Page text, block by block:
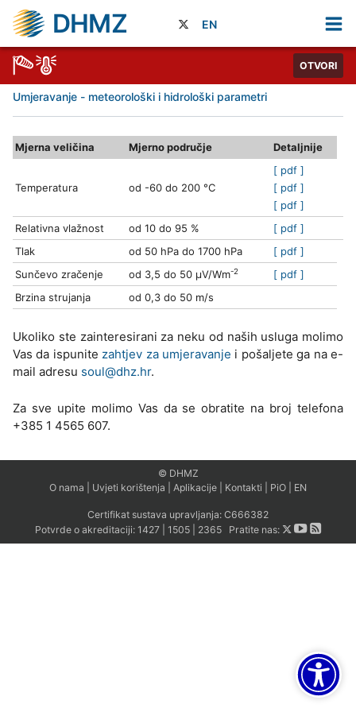
DHMZ EN
OTVORI
Umjeravanje - meteorološki i hidrološki parametri
Mjerna veličina Mjerno područje Detaljnije
Temperatura od -60 do 200 °C
[ pdf ]
[ pdf ]
[ pdf ]
Relativna vlažnost
od 10 do 95 %
[ pdf ]
Tlak
od 50 hPa do 1700 hPa
[ pdf ]
Sunčevo zračenje
od 3,5 do 50 µV/Wm-2
[ pdf ]
Brzina strujanja
od 0,3 do 50 m/s
Ukoliko ste zainteresirani za neku od naših usluga molimo
Vas da ispunite zahtjev za umjeravanje i pošaljete ga na e-
mail adresu soul@dhz.hr.
Za sve upite molimo Vas da se obratite na broj telefona
+385 1 4565 607.
© DHMZ
O nama
Uvjeti korištenja Aplikacije Kontakti PiO EN
Certifikat sustava upravljanja: C666382
Potvrde o akreditaciji: 1427| 1505| 2365Pratite nas: